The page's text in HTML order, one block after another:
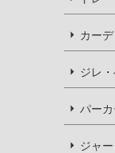
カー
ジレ
パーカ
ジャ